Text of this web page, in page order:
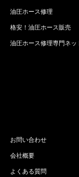
油圧ホース修理
格安！油圧ホース販売
油圧ホース修理専門ネッ
お問い合わせ
会社概要
よくある質問